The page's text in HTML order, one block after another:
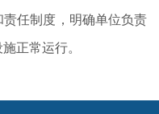
任制度，明确单位负责
正常运行。